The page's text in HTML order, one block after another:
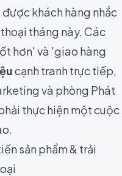
khách hàng nhắc
tháng này. Các
hơn' và 'giao hàng
cạnh tranh trực tiếp,
và phòng Phát
thực hiện một cuộc
sản phẩm & trải